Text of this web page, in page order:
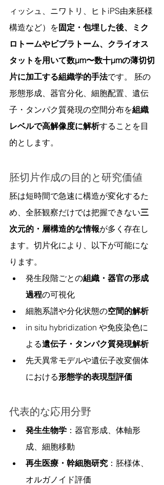
ィッシュ、ニワトリ、ヒトiPS由来胚様
構造など）を固定・包埋した後、ミク
ロトームやビブラトーム、クライオス
タットを用いて数µm〜数十µmの薄切切
片に加工する組織学的手法です。 胚の
形態形成、器官分化、細胞配置、遺伝
子・タンパク質発現の空間分布を組織
レベルで高解像度に解析することを目
的とします。
胚切片作成の目的と研究価値
胚は短時間で急速に構造が変化するた
め、全胚観察だけでは把握できない三
次元的・層構造的な情報が多く存在し
ます。切片化により、以下が可能にな
ります。
発生段階ごとの組織・器官の形成
過程の可視化
細胞系譜や分化状態の空間的解析
in situ hybridization や免疫染色に
よる遺伝子・タンパク質発現解析
先天異常モデルや遺伝子改変個体
における形態学的表現型評価
代表的な応用分野
発生生物学 ：器官形成、体軸形
成、細胞移動
再生医療・幹細胞研究 ：胚様体、
オルガノイド評価